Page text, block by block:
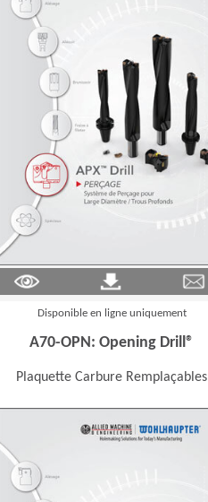
(Opens in a new window)
Disponible en ligne uniquement
A70-OPN: Opening Drill®
Plaquette Carbure Remplaçables